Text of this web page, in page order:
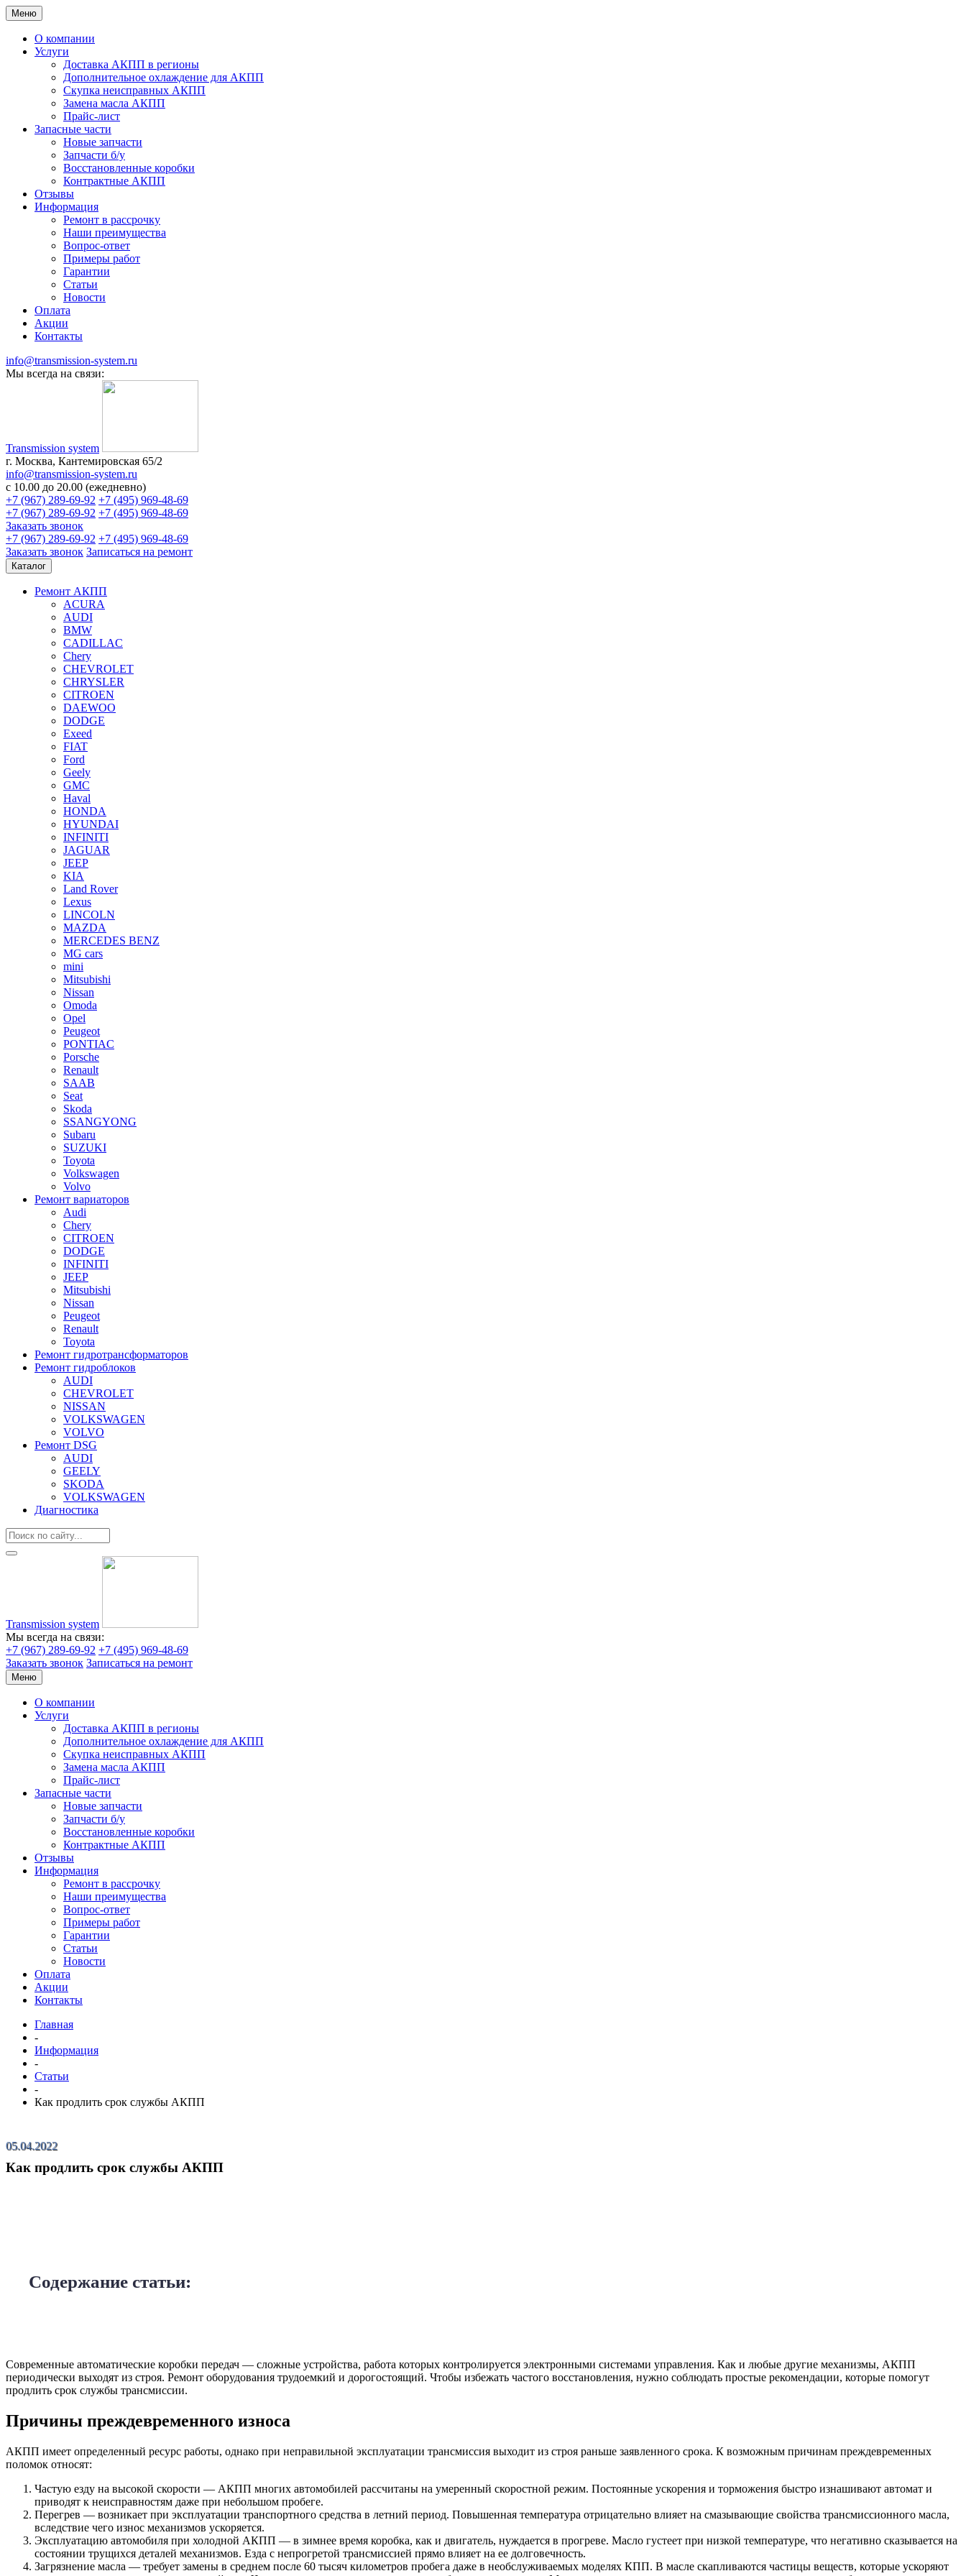
Меню
О компании
Услуги
Доставка АКПП в регионы
Дополнительное охлаждение для АКПП
Скупка неисправных АКПП
Замена масла АКПП
Прайс-лист
Запасные части
Новые запчасти
Запчасти б/у
Восстановленные коробки
Контрактные АКПП
Отзывы
Информация
Ремонт в рассрочку
Наши преимущества
Вопрос-ответ
Примеры работ
Гарантии
Статьи
Новости
Оплата
Акции
Контакты
info@transmission-system.ru
Мы всегда на связи:
Transmission system
г. Москва, Кантемировская 65/2
info@transmission-system.ru
с 10.00 до 20.00 (ежедневно)
+7 (967) 289-69-92 +7 (495) 969-48-69
+7 (967) 289-69-92 +7 (495) 969-48-69
Заказать звонок
+7 (967) 289-69-92 +7 (495) 969-48-69
Заказать звонок Записаться на ремонт
Каталог
Ремонт АКПП
ACURA
AUDI
BMW
CADILLAC
Chery
CHEVROLET
CHRYSLER
CITROEN
DAEWOO
DODGE
Exeed
FIAT
Ford
Geely
GMC
Haval
HONDA
HYUNDAI
INFINITI
JAGUAR
JEEP
KIA
Land Rover
Lexus
LINCOLN
MAZDA
MERCEDES BENZ
MG cars
mini
Mitsubishi
Nissan
Omoda
Opel
Peugeot
PONTIAC
Porsche
Renault
SAAB
Seat
Skoda
SSANGYONG
Subaru
SUZUKI
Toyota
Volkswagen
Volvo
Ремонт вариаторов
Audi
Chery
CITROEN
DODGE
INFINITI
JEEP
Mitsubishi
Nissan
Peugeot
Renault
Toyota
Ремонт гидротрансформаторов
Ремонт гидроблоков
AUDI
CHEVROLET
NISSAN
VOLKSWAGEN
VOLVO
Ремонт DSG
AUDI
GEELY
SKODA
VOLKSWAGEN
Диагностика
Transmission system
Мы всегда на связи:
+7 (967) 289-69-92 +7 (495) 969-48-69
Заказать звонок Записаться на ремонт
Меню
О компании
Услуги
Доставка АКПП в регионы
Дополнительное охлаждение для АКПП
Скупка неисправных АКПП
Замена масла АКПП
Прайс-лист
Запасные части
Новые запчасти
Запчасти б/у
Восстановленные коробки
Контрактные АКПП
Отзывы
Информация
Ремонт в рассрочку
Наши преимущества
Вопрос-ответ
Примеры работ
Гарантии
Статьи
Новости
Оплата
Акции
Контакты
Главная
-
Информация
-
Статьи
-
Как продлить срок службы АКПП
05.04.2022
Как продлить срок службы АКПП
Содержание статьи:
Современные автоматические коробки передач — сложные устройства, работа которых контролируется электронными системами управления. Как и любые другие механизмы, АКПП
периодически выходят из строя. Ремонт оборудования трудоемкий и дорогостоящий. Чтобы избежать частого восстановления, нужно соблюдать простые рекомендации, которые помогут
продлить срок службы трансмиссии.
Причины преждевременного износа
АКПП имеет определенный ресурс работы, однако при неправильной эксплуатации трансмиссия выходит из строя раньше заявленного срока. К возможным причинам преждевременных
поломок относят:
Частую езду на высокой скорости — АКПП многих автомобилей рассчитаны на умеренный скоростной режим. Постоянные ускорения и торможения быстро изнашивают автомат и
приводят к неисправностям даже при небольшом пробеге.
Перегрев — возникает при эксплуатации транспортного средства в летний период. Повышенная температура отрицательно влияет на смазывающие свойства трансмиссионного масла,
вследствие чего износ механизмов ускоряется.
Эксплуатацию автомобиля при холодной АКПП — в зимнее время коробка, как и двигатель, нуждается в прогреве. Масло густеет при низкой температуре, что негативно сказывается на
состоянии трущихся деталей механизмов. Езда с непрогретой трансмиссией прямо влияет на ее долговечность.
Загрязнение масла — требует замены в среднем после 60 тысяч километров пробега даже в необслуживаемых моделях КПП. В масле скапливаются частицы веществ, которые ускоряют